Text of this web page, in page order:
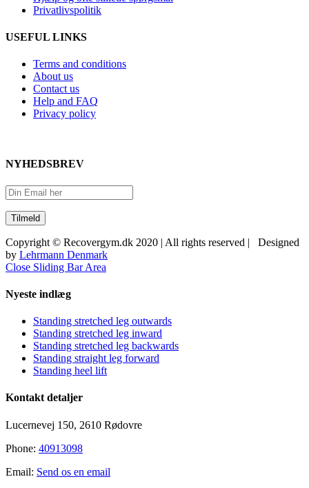
Privatlivspolitik
USEFUL LINKS
Terms and conditions
About us
Contact us
Help and FAQ
Privacy policy
NYHEDSBREV
Copyright © Recovergym.dk 2020 | All rights reserved | Designed
by Lehrmann Denmark
Close Sliding Bar Area
Nyeste indlæg
Standing stretched leg outwards
Standing stretched leg inward
Standing stretched leg backwards
Standing straight leg forward
Standing heel lift
Kontakt detaljer
Lucernevej 150, 2610 Rødovre
Phone: 40913098
Email: Send os en email